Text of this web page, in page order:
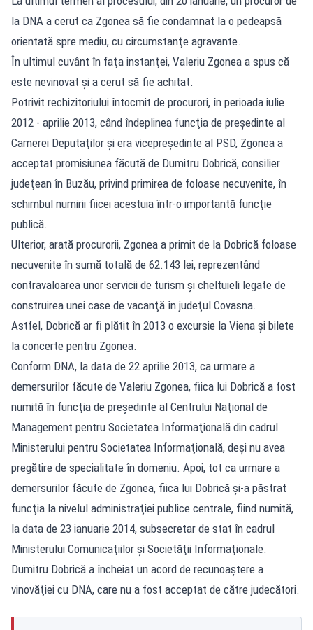
la DNA a cerut ca Zgonea să fie condamnat la o pedeapsă
orientată spre mediu, cu circumstanţe agravante.
În ultimul cuvânt în faţa instanţei, Valeriu Zgonea a spus că
este nevinovat şi a cerut să fie achitat.
Potrivit rechizitoriului întocmit de procurori, în perioada iulie
2012 - aprilie 2013, când îndeplinea funcţia de preşedinte al
Camerei Deputaţilor şi era vicepreşedinte al PSD, Zgonea a
acceptat promisiunea făcută de Dumitru Dobrică, consilier
judeţean în Buzău, privind primirea de foloase necuvenite, în
schimbul numirii fiicei acestuia într-o importantă funcţie
publică.
Ulterior, arată procurorii, Zgonea a primit de la Dobrică foloase
necuvenite în sumă totală de 62.143 lei, reprezentând
contravaloarea unor servicii de turism şi cheltuieli legate de
construirea unei case de vacanţă în judeţul Covasna.
Astfel, Dobrică ar fi plătit în 2013 o excursie la Viena şi bilete
la concerte pentru Zgonea.
Conform DNA, la data de 22 aprilie 2013, ca urmare a
demersurilor făcute de Valeriu Zgonea, fiica lui Dobrică a fost
numită în funcţia de preşedinte al Centrului Naţional de
Management pentru Societatea Informaţională din cadrul
Ministerului pentru Societatea Informaţională, deşi nu avea
pregătire de specialitate în domeniu. Apoi, tot ca urmare a
demersurilor făcute de Zgonea, fiica lui Dobrică şi-a păstrat
funcţia la nivelul administraţiei publice centrale, fiind numită,
la data de 23 ianuarie 2014, subsecretar de stat în cadrul
Ministerului Comunicaţiilor şi Societăţii Informaţionale.
Dumitru Dobrică a încheiat un acord de recunoaştere a
vinovăţiei cu DNA, care nu a fost acceptat de către judecători.